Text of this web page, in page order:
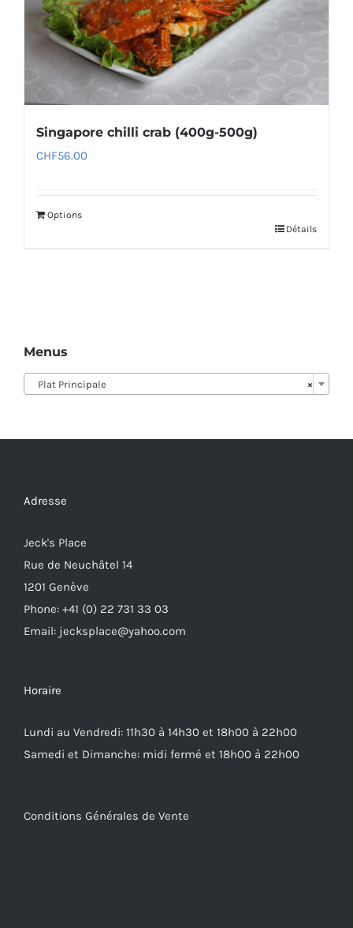
Singapore chilli crab (400g-500g)
CHF56.00
Options
Détails
Menus
×
Plat Principale
Adresse
Jeck's Place
Rue de Neuchâtel 14
1201 Genève
Phone: +41 (0) 22 731 33 03
Email: jecksplace@yahoo.com
Horaire
Lundi au Vendredi: 11h30 à 14h30 et 18h00 à 22h00
Samedi et Dimanche: midi fermé et 18h00 à 22h00
Conditions Générales de Vente